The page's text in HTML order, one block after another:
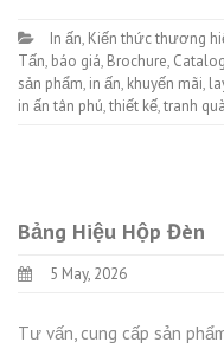
In ấn, Kiến thức thương
Tấn, báo giá, Brochure,
sản phẩm, in ấn, khuyến mãi,
in ấn tân phú,thiết kế,tranh
Bảng Hiệu Hộp Đèn
5 May, 2026
Tư vấn, cung cấp sản